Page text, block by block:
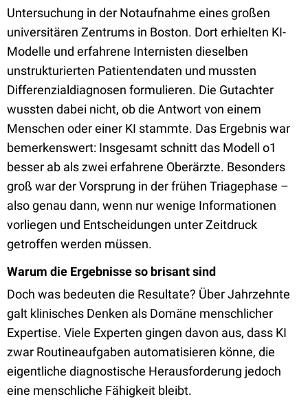
Untersuchung in der Notaufnahme eines großen
universitären Zentrums in Boston. Dort erhielten KI-
Modelle und erfahrene Internisten dieselben
unstrukturierten Patientendaten und mussten
Differenzialdiagnosen formulieren. Die Gutachter
wussten dabei nicht, ob die Antwort von einem
Menschen oder einer KI stammte. Das Ergebnis war
bemerkenswert: Insgesamt schnitt das Modell o1
besser ab als zwei erfahrene Oberärzte. Besonders
groß war der Vorsprung in der frühen Triagephase –
also genau dann, wenn nur wenige Informationen
vorliegen und Entscheidungen unter Zeitdruck
getroffen werden müssen.
Warum die Ergebnisse so brisant sind
Doch was bedeuten die Resultate? Über Jahrzehnte
galt klinisches Denken als Domäne menschlicher
Expertise. Viele Experten gingen davon aus, dass KI
zwar Routineaufgaben automatisieren könne, die
eigentliche diagnostische Herausforderung jedoch
eine menschliche Fähigkeit bleibt.